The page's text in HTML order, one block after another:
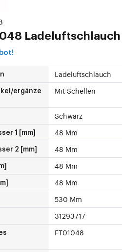
Ladeluftschlauch
Ladeluftschlauch
ergänze
Mit Schellen
Schwarz
1 [mm] 48 Mm
2 [mm] 48 Mm
48 Mm
48 Mm
530 Mm
31293717
FT01048